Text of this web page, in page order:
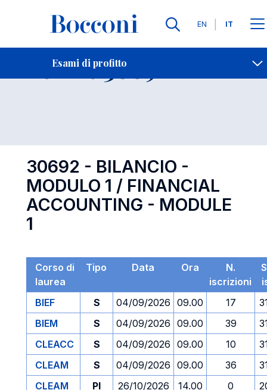
Lingue
EN IT
Esami di profitto
Contatti
Esame 30692 Open
30692 - BILANCIO -
MODULO 1 / FINANCIAL
ACCOUNTING - MODULE
1
Corso di
laurea
Tipo Data Ora
N.
iscrizioni
BIEF
S 04/09/2026 09.00 17
BIEM
S 04/09/2026 09.00 39
CLEACC
S 04/09/2026 09.00 10
CLEAM
S 04/09/2026 09.00 36
CLEAM
PI 26/10/2026 14.00 0